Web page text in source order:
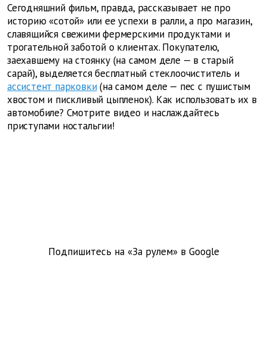
Сегодняшний фильм, правда, рассказывает не про
историю «сотой» или ее успехи в ралли, а про магазин,
славящийся свежими фермерскими продуктами и
трогательной заботой о клиентах. Покупателю,
заехавшему на стоянку (на самом деле — в старый
сарай), выделяется бесплатный стеклоочиститель и
ассистент парковки(на самом деле — пес с пушистым
хвостом и пискливый цыпленок). Как использовать их в
автомобиле? Смотрите видео и наслаждайтесь
приступами ностальгии!
Подпишитесь на «За рулем» в Google